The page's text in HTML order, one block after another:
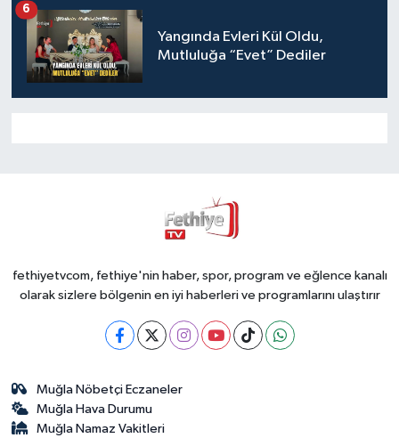
Yangında Evleri Kül Oldu,
Mutluluğa “Evet” Dediler
6
fethiyetvcom, fethiye'nin haber, spor, program ve eğlence kanalı
olarak sizlere bölgenin en iyi haberleri ve programlarını ulaştırır
Muğla Nöbetçi Eczaneler
Muğla Hava Durumu
Muğla Namaz Vakitleri